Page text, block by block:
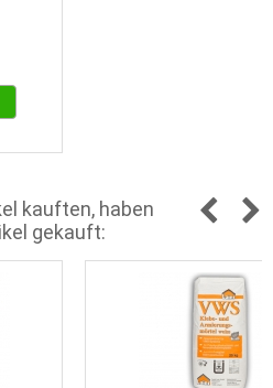
kauften, haben
gekauft: